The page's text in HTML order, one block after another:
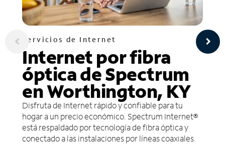
Servicios de Internet
Internet por fibra
óptica de Spectrum
en Worthington, KY
Disfruta de Internet rápido y confiable para tu
hogar a un precio económico. Spectrum Internet®
está respaldado por tecnología de fibra óptica y
conectado a las instalaciones por líneas coaxiales.